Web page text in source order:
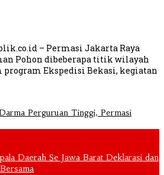
– Permasi Jakarta Raya
Pohon dibeberapa titik wilayah
program Ekspedisi Bekasi, kegiatan
Perguruan Tinggi, Permasi
Daerah Se Jawa Barat Deklarasi dan